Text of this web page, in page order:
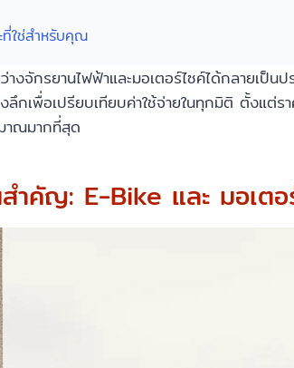
ที่ใช่สำหรับคุณ
างจักรยานไฟฟ้าและมอเตอร์ไซค์ได้กลายเ
งลึกเพื่อเปรียบเทียบค่าใช้จ่ายในทุกมิติ ตั้งแต่
าณมากที่สุด
ำคัญ: E-Bike และ มอเต